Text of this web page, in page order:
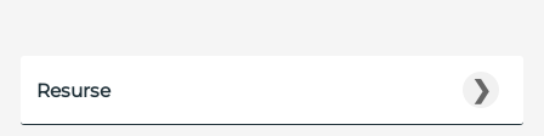
❯
Resurse